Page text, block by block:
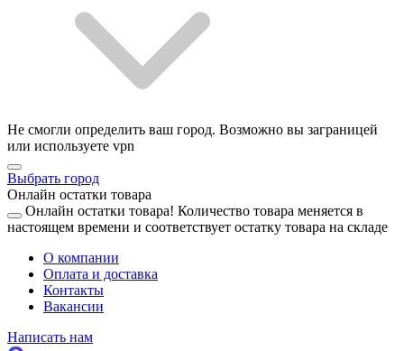
Не смогли определить ваш город. Возможно вы заграницей
или используете vpn
Выбрать город
Онлайн остатки товара
Онлайн остатки товара! Количество товара меняется в
настоящем времени и соответствует остатку товара на складе
О компании
Оплата и доставка
Контакты
Вакансии
Написать нам